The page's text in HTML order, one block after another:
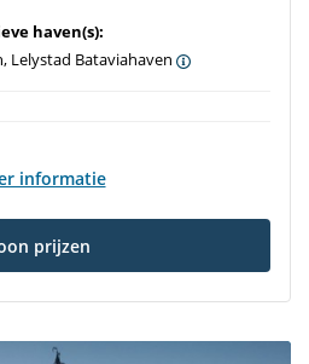
haven(s):
Lelystad Bataviahaven
informatie
prijzen